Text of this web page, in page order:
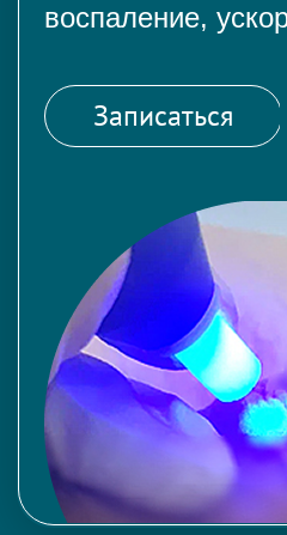
воспаление,
Записаться